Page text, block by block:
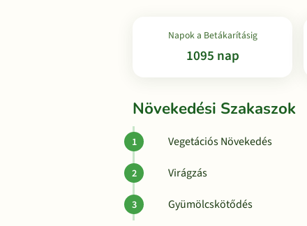
Napok a Betákarításig
1095 nap
Növekedési Szakaszok
Vegetációs Növekedés
Virágzás
Gyümölcskötődés